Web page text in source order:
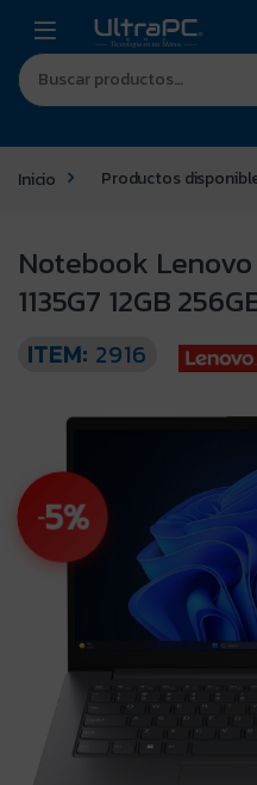
Inicio Productos
-5%
Notebook Lenovo
1135G7 12GB
ITEM: 2916